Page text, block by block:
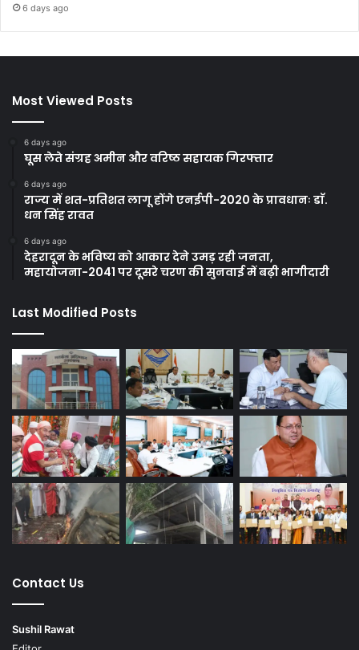
6 days ago
Most Viewed Posts
6 days ago
घूस लेते संग्रह अमीन और वरिष्ठ सहायक गिरफ्तार
6 days ago
राज्य में शत-प्रतिशत लागू होंगे एनईपी-2020 के प्रावधानः डाॅ.
धन सिंह रावत
6 days ago
देहरादून के भविष्य को आकार देने उमड़ रही जनता,
महायोजना-2041 पर दूसरे चरण की सुनवाई में बढ़ी भागीदारी
Last Modified Posts
Contact Us
Sushil Rawat